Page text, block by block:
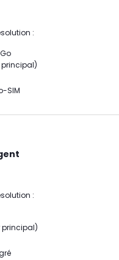
:
principal)
SIM
:
principal)